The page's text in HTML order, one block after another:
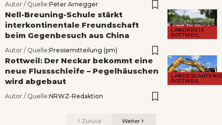
Autor / Quelle:Peter Arnegger
LANDKREIS
ROTTWEIL
Nell-Breuning-Schule stärkt
interkontinentale Freundschaft
beim Gegenbesuch aus China
Autor / Quelle:Pressemitteilung (pm)
ROTTWEIL
Rottweil: Der Neckar bekommt eine
neue Flussschleife – Pegelhäuschen
wird abgebaut
Autor / Quelle:NRWZ-Redaktion
Zurück Weiter